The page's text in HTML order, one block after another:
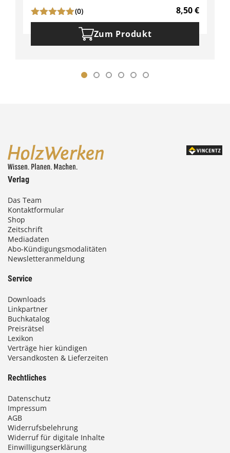
(0) 8,50€
Zum Produkt
Verlag
Das Team
Kontaktformular
Shop
Zeitschrift
Mediadaten
Abo-Kündigungsmodalitäten
Newsletteranmeldung
Service
Downloads
Linkpartner
Buchkatalog
Preisrätsel
Lexikon
Verträge hier kündigen
Versandkosten & Lieferzeiten
Rechtliches
Datenschutz
Impressum
AGB
Widerrufsbelehrung
Widerruf für digitale Inhalte
Einwilligungserklärung